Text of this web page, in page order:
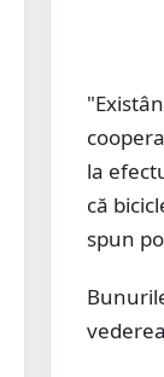
la
că
spun